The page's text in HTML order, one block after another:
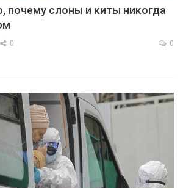
почему слоны и киты никогда
0 0